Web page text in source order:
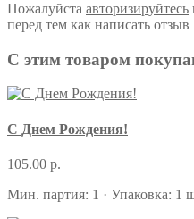
Пожалуйста авторизируйтесь
перед тем как написать отзыв
С этим товаром
С Днем Рождения!
105.00 р.
Мин. партия: 1 · Упаковка: 1